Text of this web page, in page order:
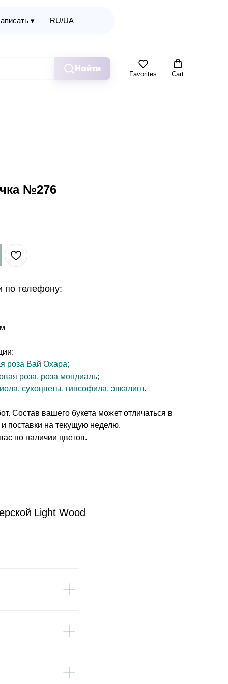
▾ RU/UA
Найти
Favorites Cart
№276
по телефону:
роза Вай Охара;
роза, роза мондиаль;
сухоцветы, гипсофила, эвкалипт.
Состав вашего букета может отличаться в
поставки на текущую неделю.
по наличии цветов.
Light Wood